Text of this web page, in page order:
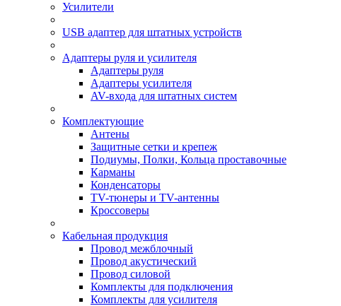
Усилители
USB адаптер для штатных устройств
Адаптеры руля и усилителя
Адаптеры руля
Адаптеры усилителя
AV-входа для штатных систем
Комплектующие
Антены
Защитные сетки и крепеж
Подиумы, Полки, Кольца проставочные
Карманы
Конденсаторы
TV-тюнеры и TV-антенны
Кроссоверы
Кабельная продукция
Провод межблочный
Провод акустический
Провод силовой
Комплекты для подключения
Комплекты для усилителя